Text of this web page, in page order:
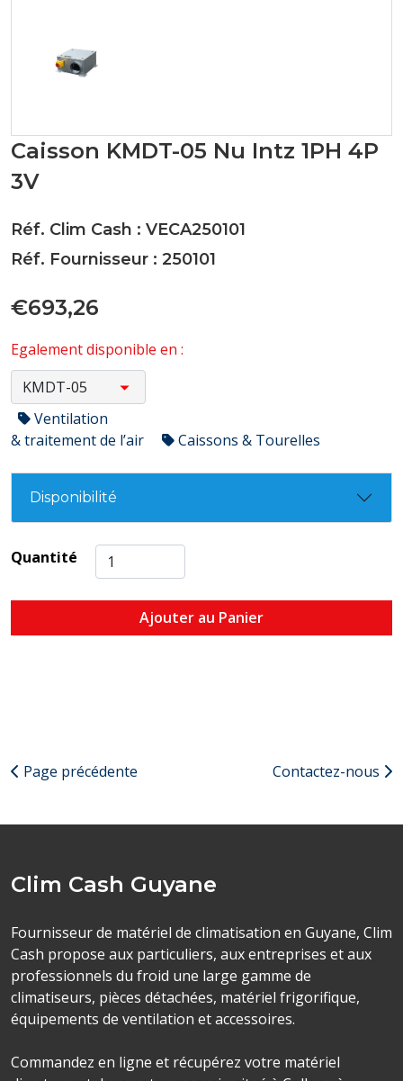
Caisson KMDT-05 Nu Intz 1PH 4P
3V
Réf. Clim Cash : VECA250101
Réf. Fournisseur : 250101
€693,26
Egalement disponible en :
Ventilation
& traitement de l’air
Caissons & Tourelles
Disponibilité
Quantité
Ajouter au Panier
Page précédente Contactez-nous
Clim Cash Guyane
Fournisseur de matériel de climatisation en Guyane, Clim
Cash propose aux particuliers, aux entreprises et aux
professionnels du froid une large gamme de
climatiseurs, pièces détachées, matériel frigorifique,
équipements de ventilation et accessoires.
Commandez en ligne et récupérez votre matériel